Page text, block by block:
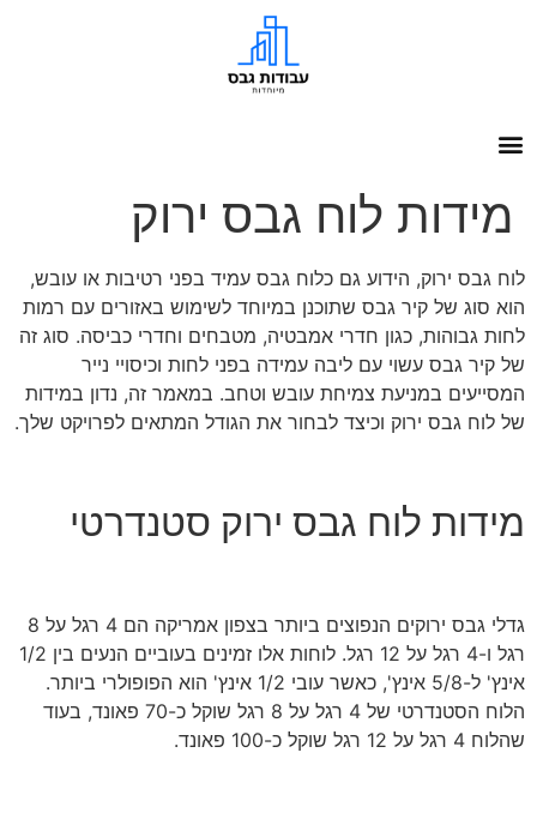
מידות לוח גבס ירוק
לוח גבס ירוק, הידוע גם כלוח גבס עמיד בפני רטיבות או עובש,
הוא סוג של קיר גבס שתוכנן במיוחד לשימוש באזורים עם רמות
לחות גבוהות, כגון חדרי אמבטיה, מטבחים וחדרי כביסה. סוג זה
של קיר גבס עשוי עם ליבה עמידה בפני לחות וכיסויי נייר
המסייעים במניעת צמיחת עובש וטחב. במאמר זה, נדון במידות
של לוח גבס ירוק וכיצד לבחור את הגודל המתאים לפרויקט שלך.
מידות לוח גבס ירוק סטנדרטי
גדלי גבס ירוקים הנפוצים ביותר בצפון אמריקה הם 4 רגל על 8
רגל ו-4 רגל על 12 רגל. לוחות אלו זמינים בעוביים הנעים בין 1/2
אינץ' ל-5/8 אינץ', כאשר עובי 1/2 אינץ' הוא הפופולרי ביותר.
הלוח הסטנדרטי של 4 רגל על 8 רגל שוקל כ-70 פאונד, בעוד
שהלוח 4 רגל על 12 רגל שוקל כ-100 פאונד.